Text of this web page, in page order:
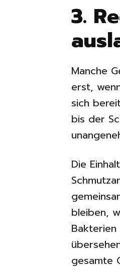
3.
Manche
erst,
sich
bis der
Die
bleiben,
gesamte